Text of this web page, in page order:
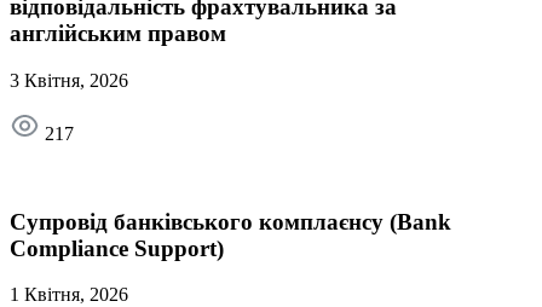
відповідальність фрахтувальника за
англійським правом
3 Квітня, 2026
217
Супровід банківського комплаєнсу (Bank
Compliance Support)
1 Квітня, 2026